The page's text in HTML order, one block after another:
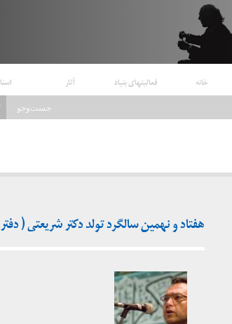
خانه فعالیتهای بنیاد آثار
هفتاد و نهمین سالگرد تولد دکتر شریعتی ( دفتر